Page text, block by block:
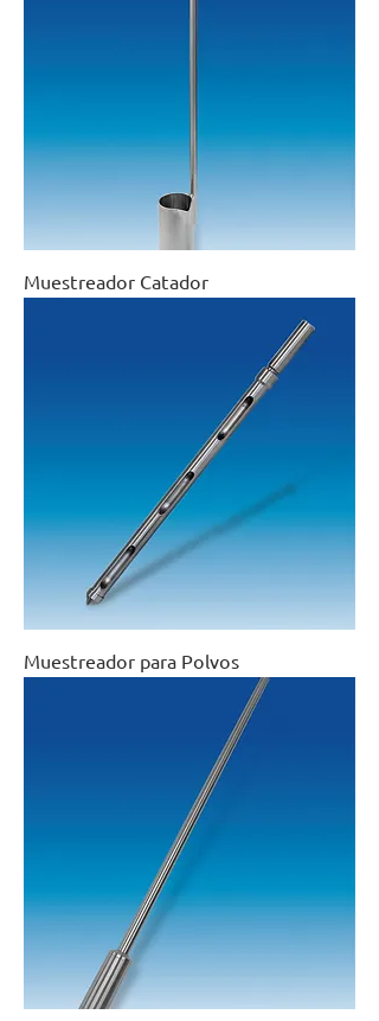
Muestreador Catador
Muestreador para Polvos